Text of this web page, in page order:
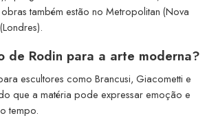
também estão no Metropolitan (Nova
de Rodin para a arte moderna?
escultores como Brancusi, Giacometti e
que a matéria pode expressar emoção e
tempo.